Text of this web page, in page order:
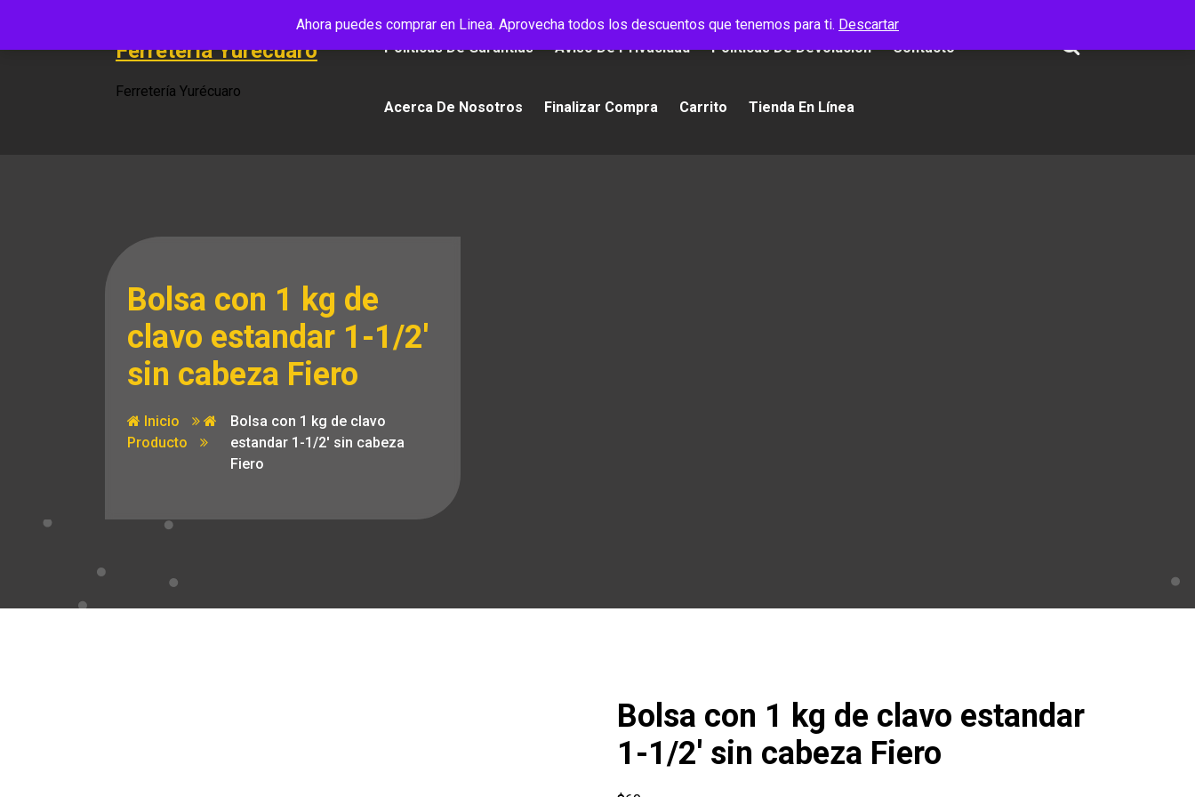
Ahora puedes comprar en Linea. Aprovecha todos los descuentos que tenemos para ti. Descartar
contenido
Ferretería Yurécuaro
Ferretería Yurécuaro
Políticas De Garantías Aviso De Privacidad Políticas De Devolución Contacto
Acerca De Nosotros Finalizar Compra Carrito Tienda En Línea
Bolsa con 1 kg de
clavo estandar 1-1/2′
sin cabeza Fiero
Inicio
Producto
Bolsa con 1 kg de clavo
estandar 1-1/2′ sin cabeza
Fiero
Bolsa con 1 kg de clavo estandar
1-1/2′ sin cabeza Fiero